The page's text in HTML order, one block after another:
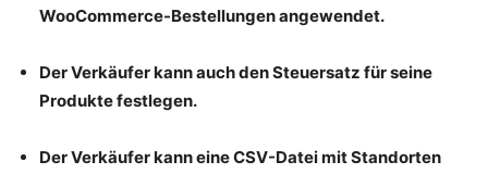
WooCommerce-Bestellungen angewendet.
Der Verkäufer kann auch den Steuersatz für seine
Produkte festlegen.
Der Verkäufer kann eine CSV-Datei mit Standorten